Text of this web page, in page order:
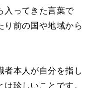
入ってきた言葉で
り前の国や地域から
者本人が自分を指し
珍しいことです。